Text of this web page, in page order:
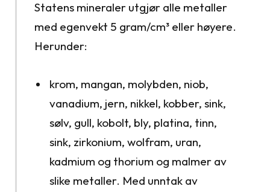
Statens mineraler utgjør alle metaller
med egenvekt 5 gram/cm³ eller høyere.
Herunder:
krom, mangan, molybden, niob,
vanadium, jern, nikkel, kobber, sink,
sølv, gull, kobolt, bly, platina, tinn,
sink, zirkonium, wolfram, uran,
kadmium og thorium og malmer av
slike metaller. Med unntak av